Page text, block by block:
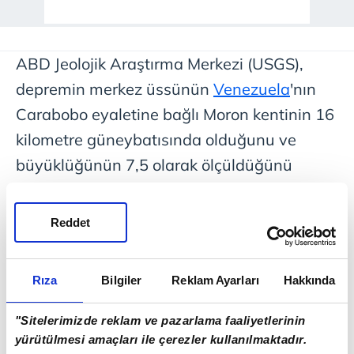
Rıza Bilgiler Reklam Ayarları Hakkında
"Sitelerimizde reklam ve pazarlama faaliyetlerinin
yürütülmesi amaçları ile çerezler kullanılmaktadır.
Reddet
ABD Jeolojik Araştırma Merkezi (USGS),
depremin merkez üssünün Venezuela'nın
Carabobo eyaletine bağlı Moron kentinin 16
kilometre güneybatısında olduğunu ve
büyüklüğünün 7,5 olarak ölçüldüğünü
Depremin 10 kilometre derinlikte meydana
geldiği belirtildi.
Venezuela basınına göre, depremin
ardından başkentCaracas'ta çok sayıda
bina tahliye edilirken, panik yaşayan